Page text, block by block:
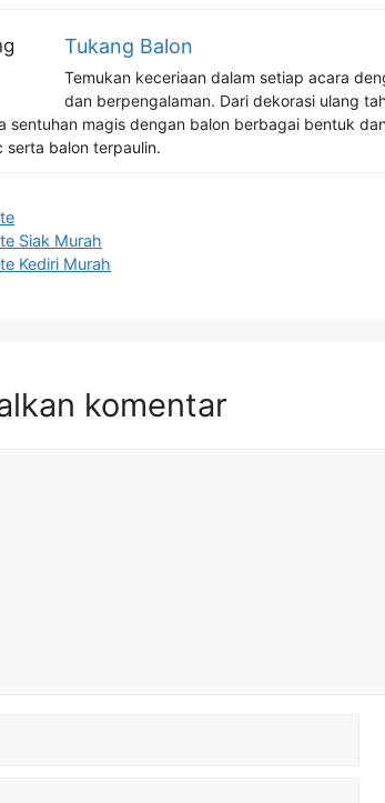
Tukang Balon
Temukan keceriaan dalam setiap acara
dan berpengalaman. Dari dekorasi ulang
sentuhan magis dengan balon berbagai bentuk
serta balon terpaulin.
Siak Murah
Kediri Murah
komentar